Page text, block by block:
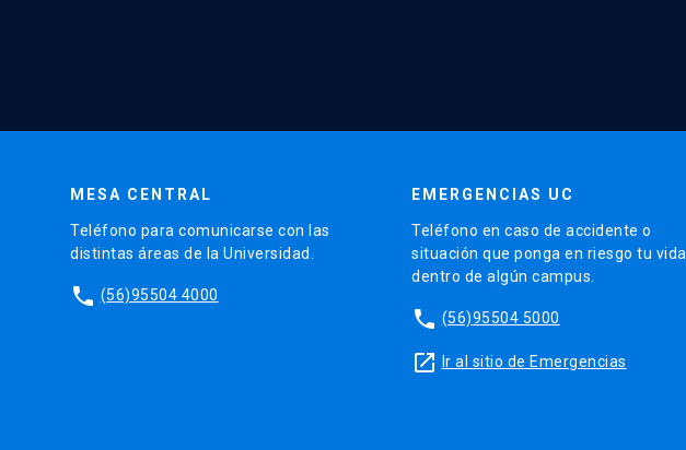
MESA CENTRAL
Teléfono para comunicarse con las
distintas áreas de la Universidad.
phone (56)95504 4000
EMERGENCIAS UC
Teléfono en caso de accidente o
situación que ponga en riesgo tu vida
dentro de algún campus.
phone (56)95504 5000
launch Ir al sitio de Emergencias